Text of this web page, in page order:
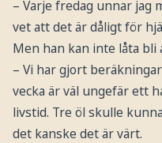
– Varje fredag unnar jag
vet att det är dåligt för
Men han kan inte låta bli
– Vi har gjort
vecka är väl ungefär ett
livstid. Tre öl skulle
det kanske det är värt.